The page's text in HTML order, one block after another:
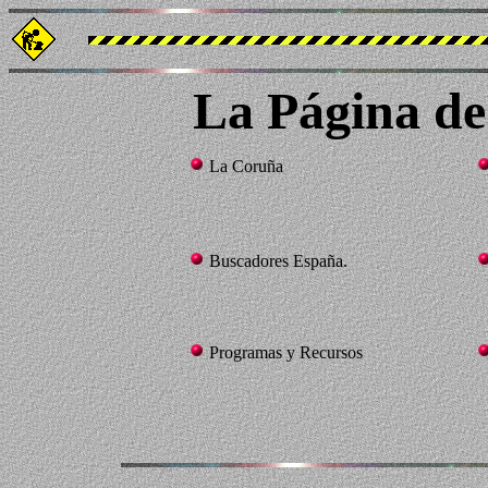
La Página
La Coruña
Buscadores España.
Programas y Recursos